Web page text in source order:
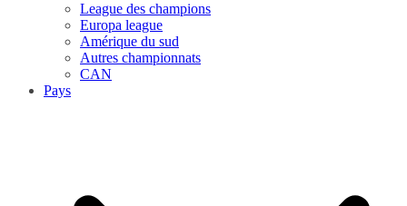
League des champions
Europa league
Amérique du sud
Autres championnats
CAN
Pays